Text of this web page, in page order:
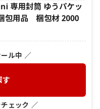
専用封筒 ゆうパケッ
包用品 梱包材 2000
ル中 ／
す
ェック ／